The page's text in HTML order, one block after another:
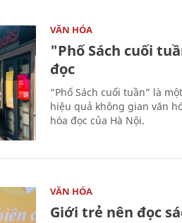
VĂN HÓA
"Phố Sách cuối
đọc
“Phố Sách cuối tuần” là
hiệu quả không gian văn
hóa đọc của Hà Nội.
VĂN HÓA
Giới trẻ nên đọc